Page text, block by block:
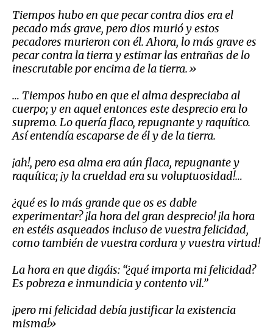
Tiempos hubo en que pecar contra dios era el
pecado más grave, pero dios murió y estos
pecadores murieron con él. Ahora, lo más grave es
pecar contra la tierra y estimar las entrañas de lo
inescrutable por encima de la tierra.»
… Tiempos hubo en que el alma despreciaba al
cuerpo; y en aquel entonces este desprecio era lo
supremo. Lo quería flaco, repugnante y raquítico.
Así entendía escaparse de él y de la tierra.
¡ah!, pero esa alma era aún flaca, repugnante y
raquítica; ¡y la crueldad era su voluptuosidad!…
¿qué es lo más grande que os es dable
experimentar? ¡la hora del gran desprecio! ¡la hora
en estéis asqueados incluso de vuestra felicidad,
como también de vuestra cordura y vuestra virtud!
La hora en que digáis: “¿qué importa mi felicidad?
Es pobreza e inmundicia y contento vil.”
¡pero mi felicidad debía justificar la existencia
misma!»